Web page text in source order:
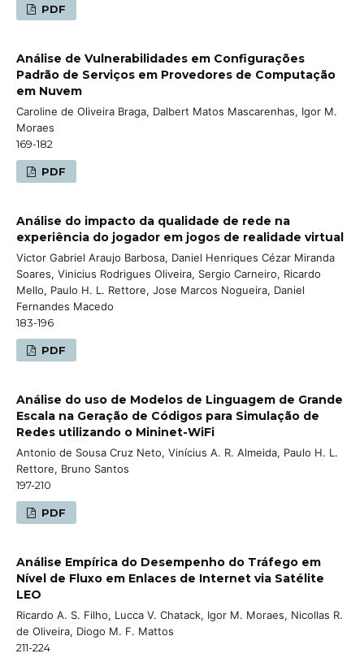
PDF
Análise de Vulnerabilidades em Configurações
Padrão de Serviços em Provedores de Computação
em Nuvem
Caroline de Oliveira Braga, Dalbert Matos Mascarenhas, Igor M.
Moraes
169-182
PDF
Análise do impacto da qualidade de rede na
experiência do jogador em jogos de realidade virtual
Victor Gabriel Araujo Barbosa, Daniel Henriques Cézar Miranda
Soares, Vinicius Rodrigues Oliveira, Sergio Carneiro, Ricardo
Mello, Paulo H. L. Rettore, Jose Marcos Nogueira, Daniel
Fernandes Macedo
183-196
PDF
Análise do uso de Modelos de Linguagem de Grande
Escala na Geração de Códigos para Simulação de
Redes utilizando o Mininet-WiFi
Antonio de Sousa Cruz Neto, Vinícius A. R. Almeida, Paulo H. L.
Rettore, Bruno Santos
197-210
PDF
Análise Empírica do Desempenho do Tráfego em
Nível de Fluxo em Enlaces de Internet via Satélite
LEO
Ricardo A. S. Filho, Lucca V. Chatack, Igor M. Moraes, Nicollas R.
de Oliveira, Diogo M. F. Mattos
211-224